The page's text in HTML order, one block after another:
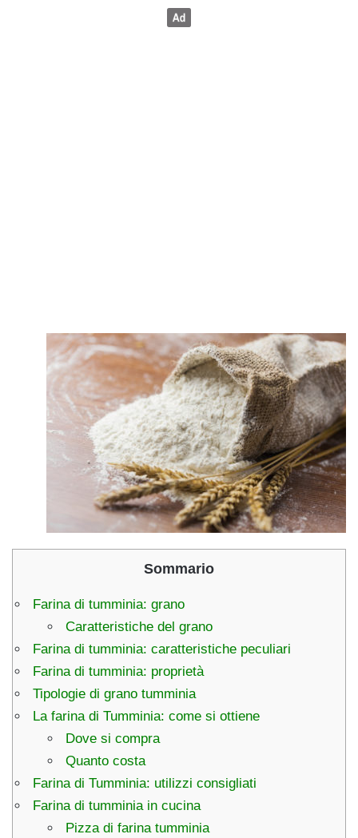
Sommario
Farina di tumminia: grano
Caratteristiche del grano
Farina di tumminia: caratteristiche peculiari
Farina di tumminia: proprietà
Tipologie di grano tumminia
La farina di Tumminia: come si ottiene
Dove si compra
Quanto costa
Farina di Tumminia: utilizzi consigliati
Farina di tumminia in cucina
Pizza di farina tumminia